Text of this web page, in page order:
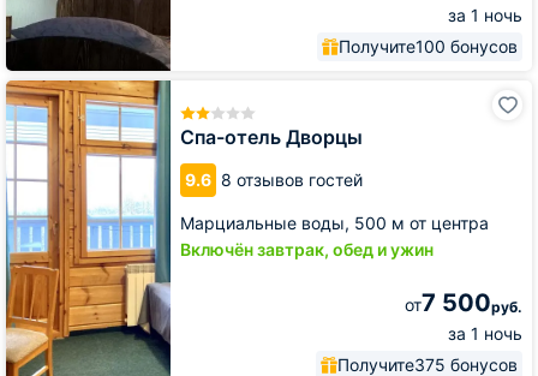
за 1 ночь
Получите100 бонусов
Спа-отель Дворцы
9.6 8 отзывов гостей
Марциальные воды, 500 м от центра
Включён завтрак, обед и ужин
от7 500руб.
за 1 ночь
Получите375 бонусов
Спа-
отель
Дворцы